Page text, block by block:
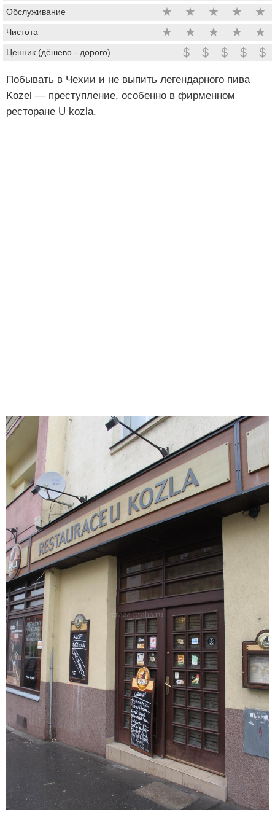
Обслуживание ★ ★ ★ ★ ★
Чистота ★ ★ ★ ★ ★
Ценник (дёшево - дорого) $ $ $ $ $
Побывать в Чехии и не выпить легендарного пива
Kozel — преступление, особенно в фирменном
ресторане U kozla.